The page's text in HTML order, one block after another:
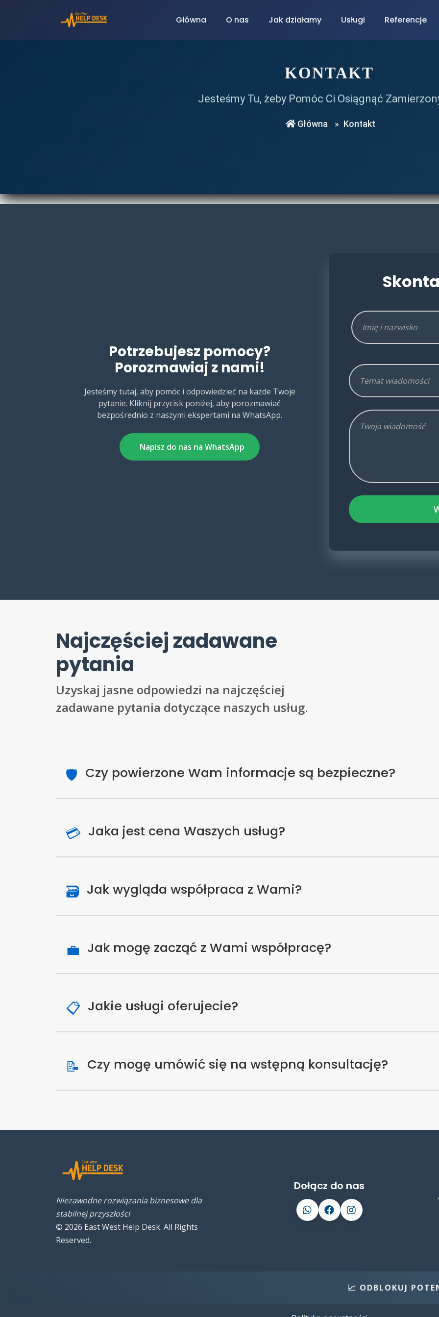
Główna O nas Jak działamy Usługi Referencje
KONTAKT
Jesteśmy Tu, żeby Pomóc Ci Osiągnąć
Główna » Kontakt
Potrzebujesz pomocy?
Porozmawiaj z nami!
Jesteśmy tutaj, aby pomóc i odpowiedzieć na każde Twoje
pytanie. Kliknij przycisk poniżej, aby porozmawiać
bezpośrednio z naszymi ekspertami na WhatsApp.
Napisz do nas na WhatsApp
Najczęściej zadawane
pytania
Uzyskaj jasne odpowiedzi na najczęściej
zadawane pytania dotyczące naszych usług.
🛡️ Czy powierzone Wam informacje są bezpieczne?
💳 Jaka jest cena Waszych usług?
🗃️ Jak wygląda współpraca z Wami?
💼 Jak mogę zacząć z Wami współpracę?
📋 Jakie usługi oferujecie?
📝 Czy mogę umówić się na wstępną konsultację?
Niezawodne rozwiązania biznesowe dla
stabilnej przyszłości
© 2026 East West Help Desk. All Rights
Reserved.
Dołącz do nas
📈 ODBLOKUJ